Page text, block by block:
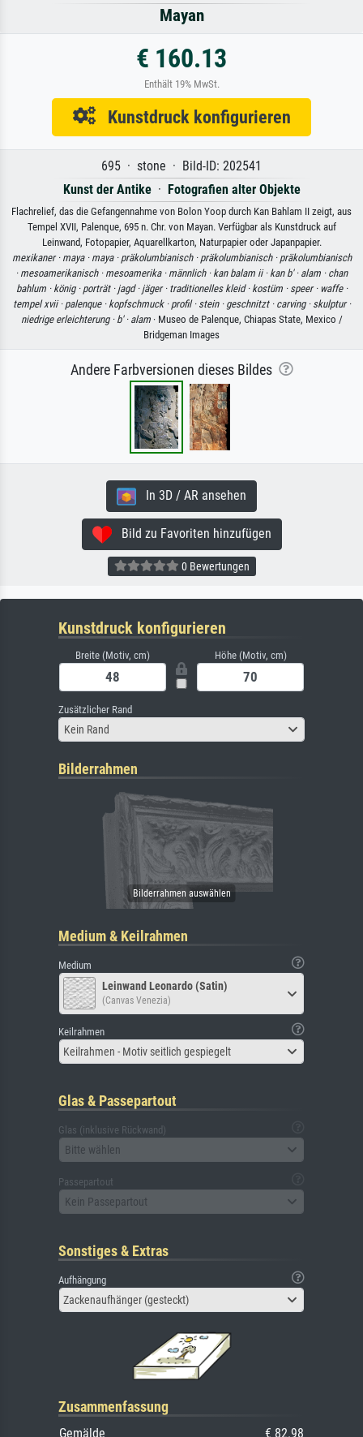
Mayan
€ 160.13
Enthält 19% MwSt.
Kunstdruck konfigurieren
695 · stone · Bild-ID: 202541
Kunst der Antike· Fotografien alter Objekte
Flachrelief, das die Gefangennahme von Bolon Yoop durch Kan Bahlam II zeigt, aus
Tempel XVII, Palenque, 695 n. Chr. von Mayan. Verfügbar als Kunstdruck auf
Leinwand, Fotopapier, Aquarellkarton, Naturpapier oder Japanpapier.
mexikaner · maya · maya · präkolumbianisch · präkolumbianisch · präkolumbianisch
· mesoamerikanisch · mesoamerika · männlich · kan balam ii · kan b' · alam · chan
bahlum · könig · porträt · jagd · jäger · traditionelles kleid · kostüm · speer · waffe ·
tempel xvii · palenque · kopfschmuck · profil · stein · geschnitzt · carving · skulptur ·
niedrige erleichterung · b' · alam· Museo de Palenque, Chiapas State, Mexico /
Bridgeman Images
Andere Farbversionen dieses Bildes
In 3D / AR ansehen
Bild zu Favoriten hinzufügen
0 Bewertungen
Kunstdruck konfigurieren
Breite (Motiv, cm) Höhe (Motiv, cm)
Zusätzlicher Rand
Kein Rand
Bilderrahmen
Medium & Keilrahmen
Medium
Leinwand Leonardo (Satin)
(Canvas Venezia)
Keilrahmen
Keilrahmen - Motiv seitlich gespiegelt
Glas & Passepartout
Glas (inklusive Rückwand)
Bitte wählen
Passepartout
Kein Passepartout
Sonstiges & Extras
Aufhängung
Zackenaufhänger (gesteckt)
Zusammenfassung
Gemälde € 82.98